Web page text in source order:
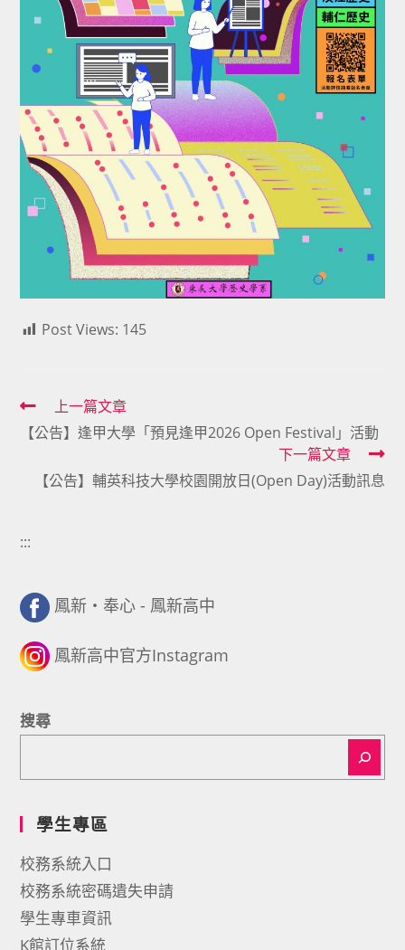
Post Views: 145
Read
more
articles
上一篇文章
【公告】逢甲大學「預見逢甲2026 Open Festival」活動
下一篇文章
【公告】輔英科技大學校園開放日(Open Day)活動訊息
:::
鳳新・奉心 - 鳳新高中
鳳新高中官方Instagram
搜尋
學生專區
校務系統入口
校務系統密碼遺失申請
學生專車資訊
K館訂位系統